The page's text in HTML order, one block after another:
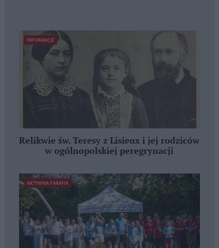
INFORMACJE
Relikwie św. Teresy z Lisieux i jej rodziców
w ogólnopolskiej peregrynacji
AKTYWNA PARAFIA